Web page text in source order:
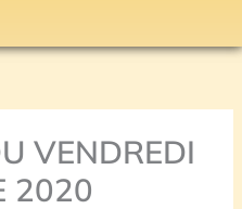
VENDREDI
2020